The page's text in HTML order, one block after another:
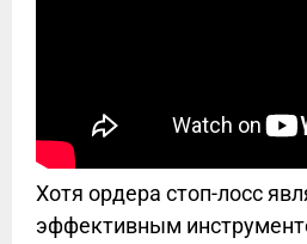
Хотя ордера стоп-лосс
эффективным